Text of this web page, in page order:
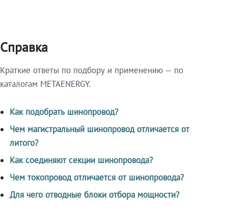
Справка
Краткие ответы по подбору и применению — по
каталогам METAENERGY.
Как подобрать шинопровод?
Чем магистральный шинопровод отличается от
литого?
Как соединяют секции шинопровода?
Чем токопровод отличается от шинопровода?
Для чего отводные блоки отбора мощности?